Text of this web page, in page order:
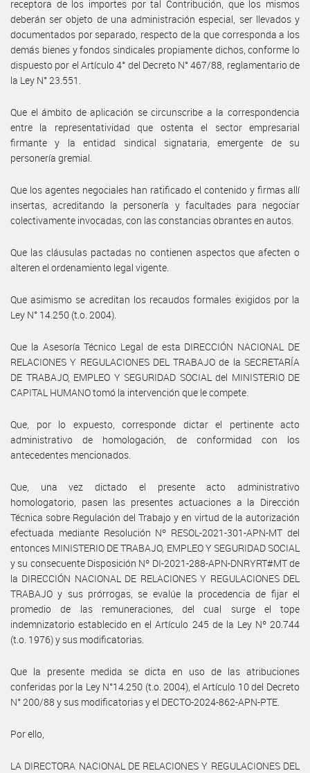
receptora de los importes por tal Contribución, que los mismos
deberán ser objeto de una administración especial, ser llevados y
documentados por separado, respecto de la que corresponda a los
demás bienes y fondos sindicales propiamente dichos, conforme lo
dispuesto por el Artículo 4° del Decreto N° 467/88, reglamentario de
la Ley N° 23.551.
Que el ámbito de aplicación se circunscribe a la correspondencia
entre la representatividad que ostenta el sector empresarial
firmante y la entidad sindical signataria, emergente de su
personería gremial.
Que los agentes negociales han ratificado el contenido y firmas allí
insertas, acreditando la personería y facultades para negociar
colectivamente invocadas, con las constancias obrantes en autos.
Que las cláusulas pactadas no contienen aspectos que afecten o
alteren el ordenamiento legal vigente.
Que asimismo se acreditan los recaudos formales exigidos por la
Ley N° 14.250 (t.o. 2004).
Que la Asesoría Técnico Legal de esta DIRECCIÓN NACIONAL DE
RELACIONES Y REGULACIONES DEL TRABAJO de la SECRETARÍA
DE TRABAJO, EMPLEO Y SEGURIDAD SOCIAL del MINISTERIO DE
CAPITAL HUMANO tomó la intervención que le compete.
Que, por lo expuesto, corresponde dictar el pertinente acto
administrativo de homologación, de conformidad con los
antecedentes mencionados.
Que, una vez dictado el presente acto administrativo
homologatorio, pasen las presentes actuaciones a la Dirección
Técnica sobre Regulación del Trabajo y en virtud de la autorización
efectuada mediante Resolución Nº RESOL-2021-301-APN-MT del
entonces MINISTERIO DE TRABAJO, EMPLEO Y SEGURIDAD SOCIAL
y su consecuente Disposición Nº DI-2021-288-APN-DNRYRT#MT de
la DIRECCIÓN NACIONAL DE RELACIONES Y REGULACIONES DEL
TRABAJO y sus prórrogas, se evalúe la procedencia de fijar el
promedio de las remuneraciones, del cual surge el tope
indemnizatorio establecido en el Artículo 245 de la Ley Nº 20.744
(t.o. 1976) y sus modificatorias.
Que la presente medida se dicta en uso de las atribuciones
conferidas por la Ley N°14.250 (t.o. 2004), el Artículo 10 del Decreto
N° 200/88 y sus modificatorias y el DECTO-2024-862-APN-PTE.
Por ello,
LA DIRECTORA NACIONAL DE RELACIONES Y REGULACIONES DEL